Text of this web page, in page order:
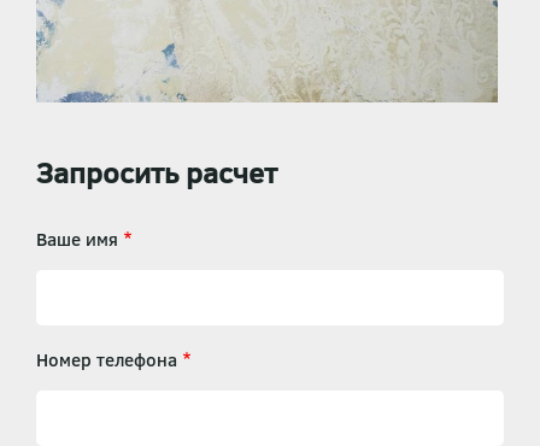
Запросить расчет
Ваше имя
Номер телефона